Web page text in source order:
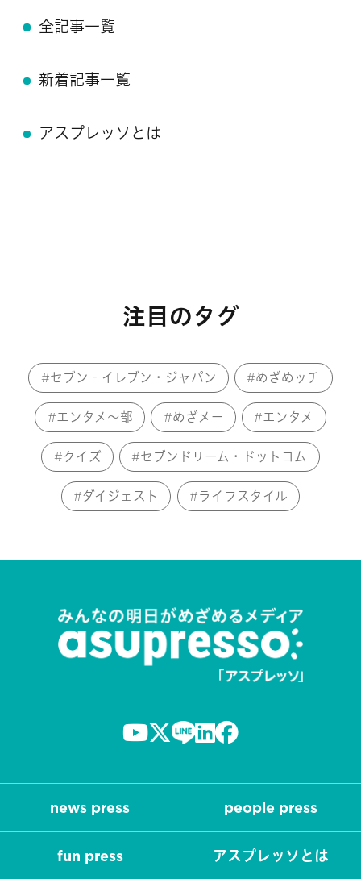
全記事一覧
新着記事一覧
アスプレッソとは
注目のタグ
セブン‐イレブン・ジャパン めざめッチ
エンタメ～部 めざメー エンタメ
クイズ セブンドリーム・ドットコム
ダイジェスト ライフスタイル
news press people press
fun press アスプレッソとは